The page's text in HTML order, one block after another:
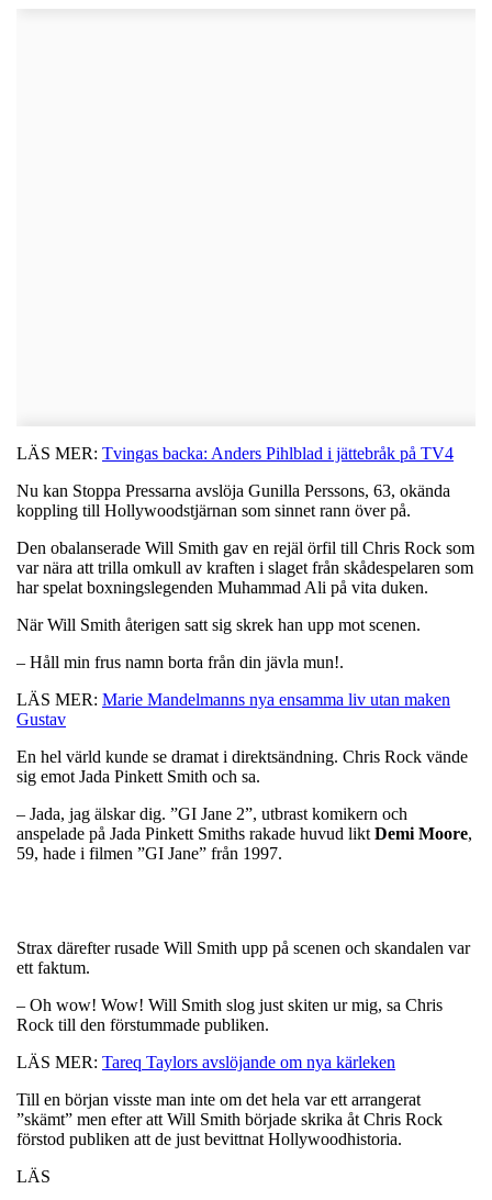
LÄS MER: Tvingas backa: Anders Pihlblad i jättebråk på TV4
Nu kan Stoppa Pressarna avslöja Gunilla Perssons, 63, okända
koppling till Hollywoodstjärnan som sinnet rann över på.
Den obalanserade Will Smith gav en rejäl örfil till Chris Rock som
var nära att trilla omkull av kraften i slaget från skådespelaren som
har spelat boxningslegenden Muhammad Ali på vita duken.
När Will Smith återigen satt sig skrek han upp mot scenen.
– Håll min frus namn borta från din jävla mun!.
LÄS MER: Marie Mandelmanns nya ensamma liv utan maken
Gustav
En hel värld kunde se dramat i direktsändning. Chris Rock vände
sig emot Jada Pinkett Smith och sa.
– Jada, jag älskar dig. ”GI Jane 2”, utbrast komikern och
anspelade på Jada Pinkett Smiths rakade huvud likt Demi Moore,
59, hade i filmen ”GI Jane” från 1997.
Strax därefter rusade Will Smith upp på scenen och skandalen var
ett faktum.
– Oh wow! Wow! Will Smith slog just skiten ur mig, sa Chris
Rock till den förstummade publiken.
LÄS MER: Tareq Taylors avslöjande om nya kärleken
Till en början visste man inte om det hela var ett arrangerat
”skämt” men efter att Will Smith började skrika åt Chris Rock
förstod publiken att de just bevittnat Hollywoodhistoria.
LÄS